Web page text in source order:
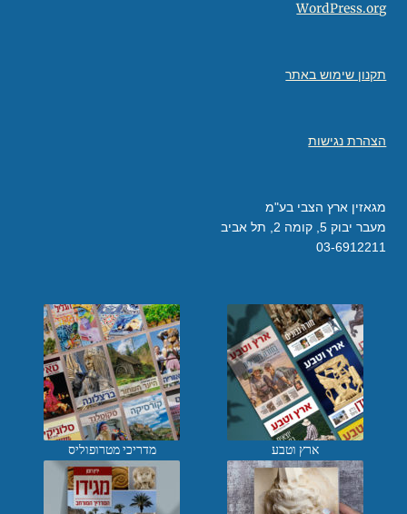
WordPress.org
תקנון שימוש באתר
הצהרת נגישות
מגאזין ארץ הצבי בע"מ
מעבר יבוק 5, קומה 2, תל אביב
03-6912211
ארץ וטבע מדריכי מטרופוליס